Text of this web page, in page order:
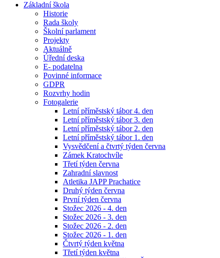
Základní škola
Historie
Rada školy
Školní parlament
Projekty
Aktuálně
Úřední deska
E- podatelna
Povinné informace
GDPR
Rozvrhy hodin
Fotogalerie
Letní příměstský tábor 4. den
Letní příměstský tábor 3. den
Letní příměstský tábor 2. den
Letní příměstský tábor 1. den
Vysvědčení a čtvrtý týden června
Zámek Kratochvíle
Třetí týden června
Zahradní slavnost
Atletika JAPP Prachatice
Druhý týden června
První týden června
Stožec 2026 - 4. den
Stožec 2026 - 3. den
Stožec 2026 - 2. den
Stožec 2026 - 1. den
Čtvrtý týden května
Třetí týden května